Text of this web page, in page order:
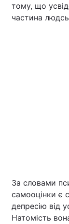
тому, що
частина
За словами
самооцінки є
депресію від
Натомість